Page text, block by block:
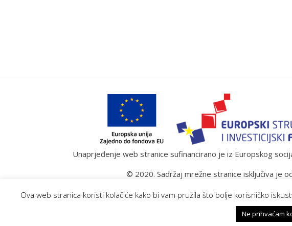
Unaprjeđenje web stranice sufinancirano je iz Europskog
© 2020. Sadržaj mrežne stranice isključiva je
Ova web stranica koristi kolačiće kako bi vam pružila što bolje korisničko
Ne prihvaćam